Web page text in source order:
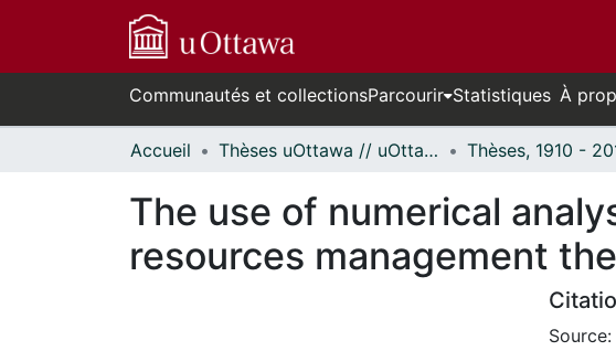
Communautés et collectionsParcourir Statistiques À
Accueil Thèses uOttawa // uOttawa Theses
The use of numerical
resources management